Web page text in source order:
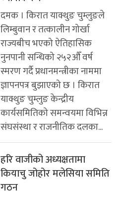
दमक । किरात याक्थुङ चुम्लुङले
लिम्बुवान र तत्कालीन गोर्खा
राज्यबीच भएको ऐतिहासिक
नुनपानी सन्धिको २५२औँ वर्ष
स्मरण गर्दै प्रधानमन्त्रीका नाममा
ज्ञापनपत्र बुझाएको छ । किरात
याक्थुङ चुम्लुङ केन्द्रीय
कार्यसमितिको समन्वयमा विभिन्न
संघसंस्था र राजनीतिक दलका...
हरि वाजीको अध्यक्षतामा
कियाचु जोहोर मलेसिया समिति
गठन